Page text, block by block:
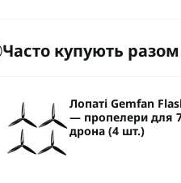
Часто купують разом
Лопаті Gemfan
— пропелери для
дрона (4 шт.)